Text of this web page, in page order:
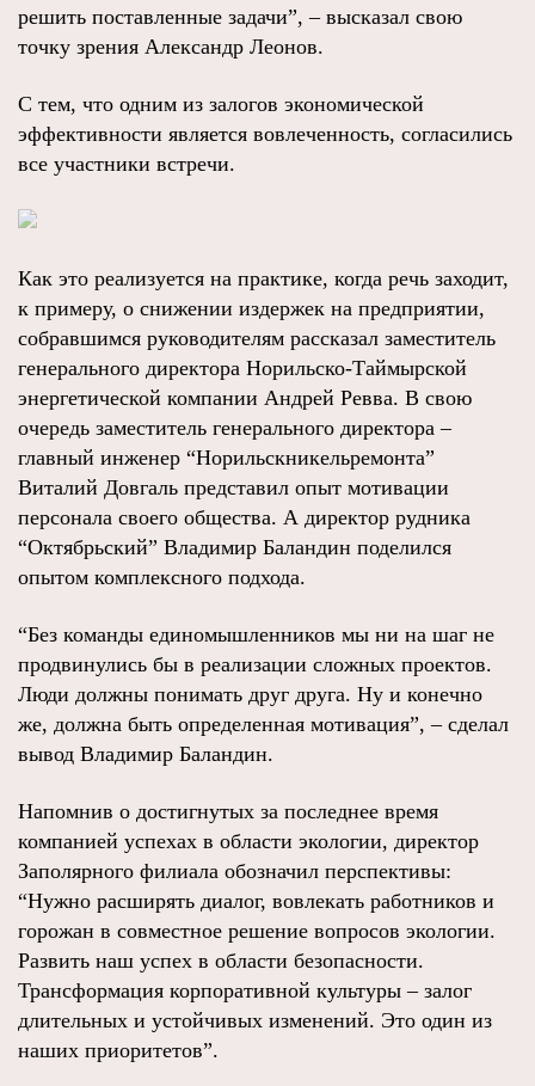
решить поставленные задачи”, – высказал свою
точку зрения Александр Леонов.
С тем, что одним из залогов экономической
эффективности является вовлеченность, согласились
все участники встречи.
Как это реализуется на практике, когда речь заходит,
к примеру, о снижении издержек на предприятии,
собравшимся руководителям рассказал заместитель
генерального директора Норильско-Таймырской
энергетической компании Андрей Ревва. В свою
очередь заместитель генерального директора –
главный инженер “Норильскникельремонта”
Виталий Довгаль представил опыт мотивации
персонала своего общества. А директор рудника
“Октябрьский” Владимир Баландин поделился
опытом комплексного подхода.
“Без команды единомышленников мы ни на шаг не
продвинулись бы в реализации сложных проектов.
Люди должны понимать друг друга. Ну и конечно
же, должна быть определенная мотивация”, – сделал
вывод Владимир Баландин.
Напомнив о достигнутых за последнее время
компанией успехах в области экологии, директор
Заполярного филиала обозначил перспективы:
“Нужно расширять диалог, вовлекать работников и
горожан в совместное решение вопросов экологии.
Развить наш успех в области безопасности.
Трансформация корпоративной культуры – залог
длительных и устойчивых изменений. Это один из
наших приоритетов”.